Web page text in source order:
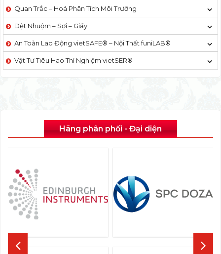
Quan Trắc – Hoá Phân Tích Môi Trường
Dệt Nhuộm – Sợi – Giấy
An Toàn Lao Động vietSAFE® – Nội Thất funiLAB®
Vật Tư Tiêu Hao Thí Nghiệm vietSER®
Hãng phân phối - Đại diện